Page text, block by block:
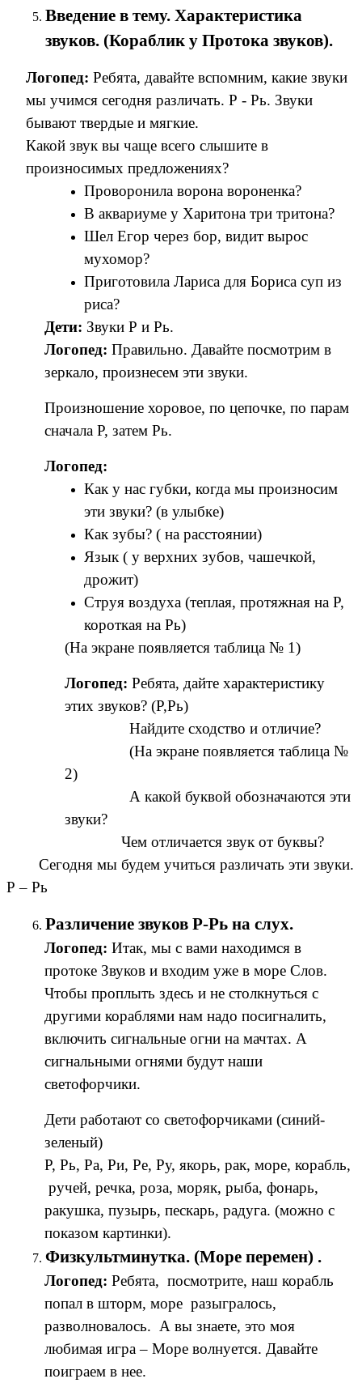
Введение в тему. Характеристика
звуков. (Кораблик у Протока звуков).
Логопед: Ребята, давайте вспомним, какие звуки
мы учимся сегодня различать. Р - Рь. Звуки
бывают твердые и мягкие.
Какой звук вы чаще всего слышите в
произносимых предложениях?
Проворонила ворона вороненка?
В аквариуме у Харитона три тритона?
Шел Егор через бор, видит вырос
мухомор?
Приготовила Лариса для Бориса суп из
риса?
Дети: Звуки Р и Рь.
Логопед: Правильно. Давайте посмотрим в
зеркало, произнесем эти звуки.
Произношение хоровое, по цепочке, по парам
сначала Р, затем Рь.
Логопед:
Как у нас губки, когда мы произносим
эти звуки? (в улыбке)
Как зубы? ( на расстоянии)
Язык ( у верхних зубов, чашечкой,
дрожит)
Струя воздуха (теплая, протяжная на Р,
короткая на Рь)
(На экране появляется таблица № 1)
Логопед: Ребята, дайте характеристику
этих звуков? (Р,Рь)
Найдите сходство и отличие?
(На экране появляется таблица №
2)
А какой буквой обозначаются эти
звуки?
Чем отличается звук от буквы?
Сегодня мы будем учиться различать эти звуки.
Р – Рь
Различение звуков Р-Рь на слух.
Логопед: Итак, мы с вами находимся в
протоке Звуков и входим уже в море Слов.
Чтобы проплыть здесь и не столкнуться с
другими кораблями нам надо посигналить,
включить сигнальные огни на мачтах. А
сигнальными огнями будут наши
светофорчики.
Дети работают со светофорчиками (синий-
зеленый)
Р, Рь, Ра, Ри, Ре, Ру, якорь, рак, море, корабль,
ручей, речка, роза, моряк, рыба, фонарь,
ракушка, пузырь, пескарь, радуга. (можно с
показом картинки).
Физкультминутка. (Море перемен) .
Логопед: Ребята, посмотрите, наш корабль
попал в шторм, море разыгралось,
разволновалось. А вы знаете, это моя
любимая игра – Море волнуется. Давайте
поиграем в нее.